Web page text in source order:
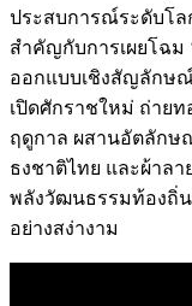
ประสบการณ์ระดับโ
สำคัญกับการเผยโฉม
ออกแบบเชิงสัญลักษณ์
เปิดศักราชใหม่ ถ่าย
ฤดูกาล ผสานอัตลักษ
ธงชาติไทย และผ้าล
พลังวัฒนธรรมท้องถิ่น
อย่างสง่างาม